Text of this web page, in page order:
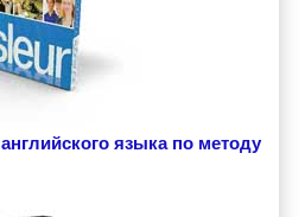
языка по методу